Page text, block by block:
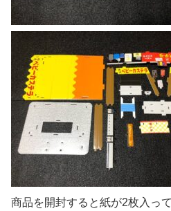
商品を開封すると紙が2枚入っ